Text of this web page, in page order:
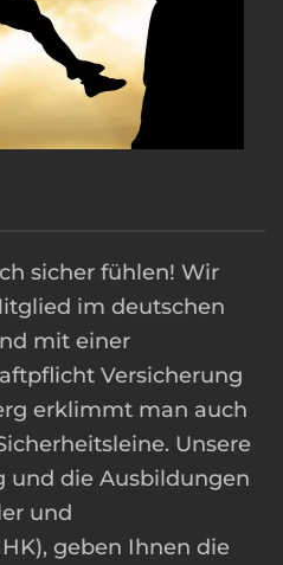
sicher fühlen! Wir
im deutschen
mit einer
Versicherung
erklimmt man auch
Unsere
und die Ausbildungen
und
geben Ihnen die